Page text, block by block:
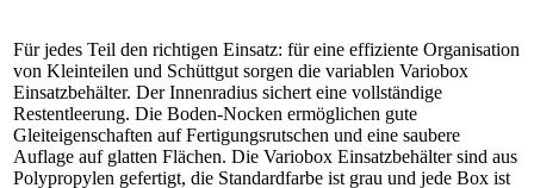
Für jedes Teil den richtigen Einsatz: für eine effiziente Organisation
von Kleinteilen und Schüttgut sorgen die variablen Variobox
Einsatzbehälter. Der Innenradius sichert eine vollständige
Restentleerung. Die Boden-Nocken ermöglichen gute
Gleiteigenschaften auf Fertigungsrutschen und eine saubere
Auflage auf glatten Flächen. Die Variobox Einsatzbehälter sind aus
Polypropylen gefertigt, die Standardfarbe ist grau und jede Box ist